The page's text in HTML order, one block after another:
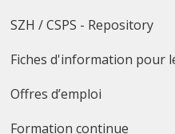
SZH / CSPS - Repository
Fiches d'information pour
Offres d’emploi
Formation continue